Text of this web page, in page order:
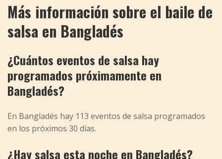
Más información sobre el baile de
salsa en Bangladés
¿Cuántos eventos de salsa hay
programados próximamente en
Bangladés?
En Bangladés hay 113 eventos de salsa programados
en los próximos 30 días.
¿Hay salsa esta noche en Bangladés?